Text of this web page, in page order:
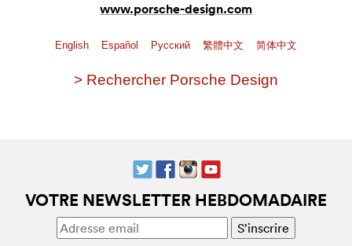
www.porsche-design.com
English Español Pусский 繁體中文 简体中文
> Rechercher Porsche Design
VOTRE NEWSLETTER HEBDOMADAIRE